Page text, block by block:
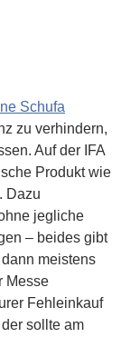
Schufa
zu verhindern,
Auf der IFA
Produkt wie
Dazu
jegliche
– beides gibt
meistens
Messe
Fehleinkauf
sollte am